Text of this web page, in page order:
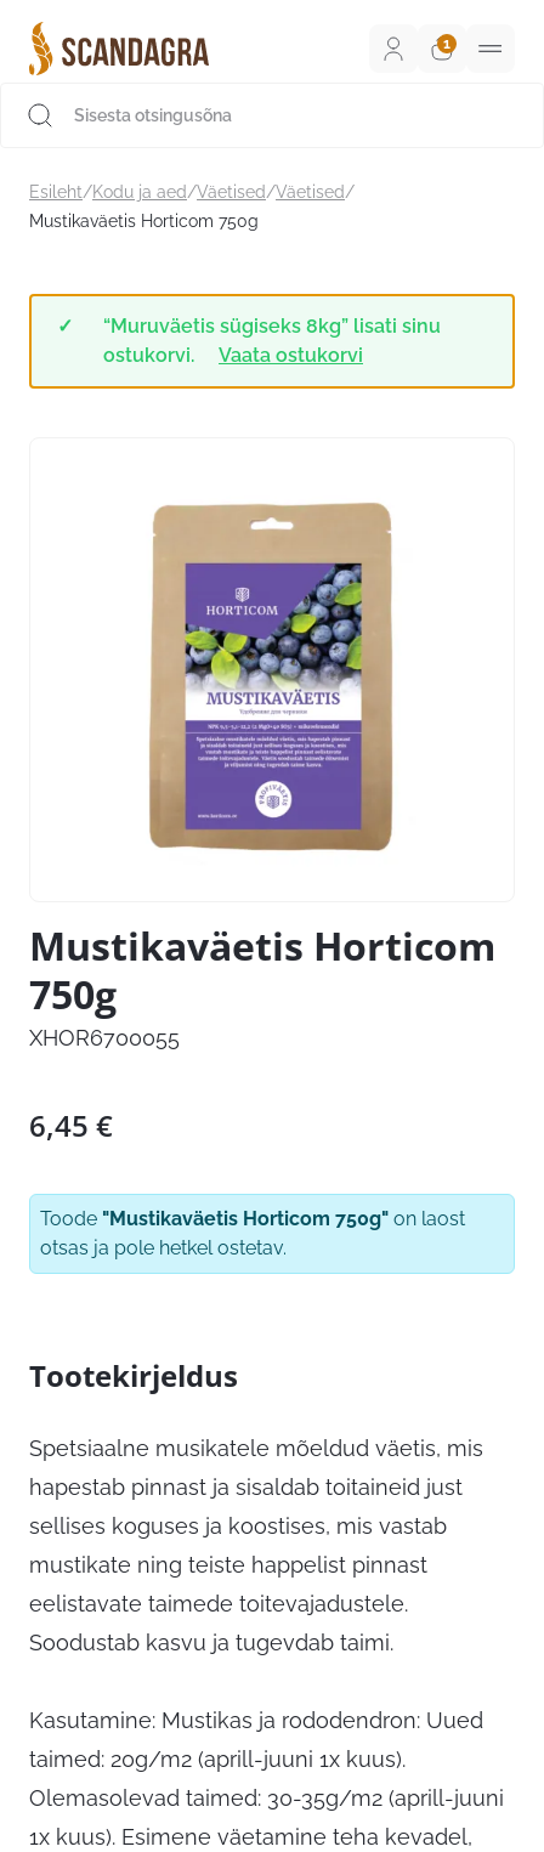
sisu
juurde
Esileht/Kodu ja aed/Väetised/Väetised/
Mustikaväetis Horticom 750g
“Muruväetis sügiseks 8kg” lisati sinu
ostukorvi.
Vaata ostukorvi
Mustikaväetis Horticom
750g
XHOR6700055
6,45 €
Toode "Mustikaväetis Horticom 750g" on laost
otsas ja pole hetkel ostetav.
Tootekirjeldus
Spetsiaalne musikatele mõeldud väetis, mis
hapestab pinnast ja sisaldab toitaineid just
sellises koguses ja koostises, mis vastab
mustikate ning teiste happelist pinnast
eelistavate taimede toitevajadustele.
Soodustab kasvu ja tugevdab taimi.
Kasutamine: Mustikas ja rododendron: Uued
taimed: 20g/m2 (aprill-juuni 1x kuus).
Olemasolevad taimed: 30-35g/m2 (aprill-juuni
1x kuus). Esimene väetamine teha kevadel,